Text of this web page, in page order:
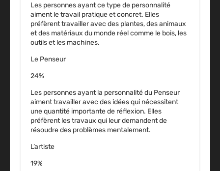
Les personnes ayant ce type de personnalité
aiment le travail pratique et concret. Elles
préfèrent travailler avec des plantes, des animaux
et des matériaux du monde réel comme le bois, les
outils et les machines.
Le Penseur
24%
Les personnes ayant la personnalité du Penseur
aiment travailler avec des idées qui nécessitent
une quantité importante de réflexion. Elles
préfèrent les travaux qui leur demandent de
résoudre des problèmes mentalement.
L’artiste
19%